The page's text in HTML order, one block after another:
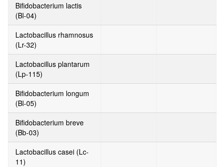
Bifidobacterium lactis
(Bl-04)
Lactobacillus rhamnosus
(Lr-32)
Lactobacillus plantarum
(Lp-115)
Bifidobacterium longum
(Bl-05)
Bifidobacterium breve
(Bb-03)
Lactobacillus casei (Lc-
11)